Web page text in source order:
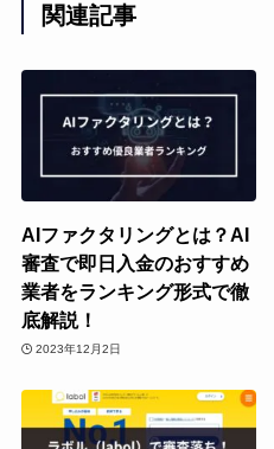
関連記事
AIファクタリングとは？AI
審査で即日入金のおすすめ
業者をランキング形式で徹
底解説！
2023年12月2日